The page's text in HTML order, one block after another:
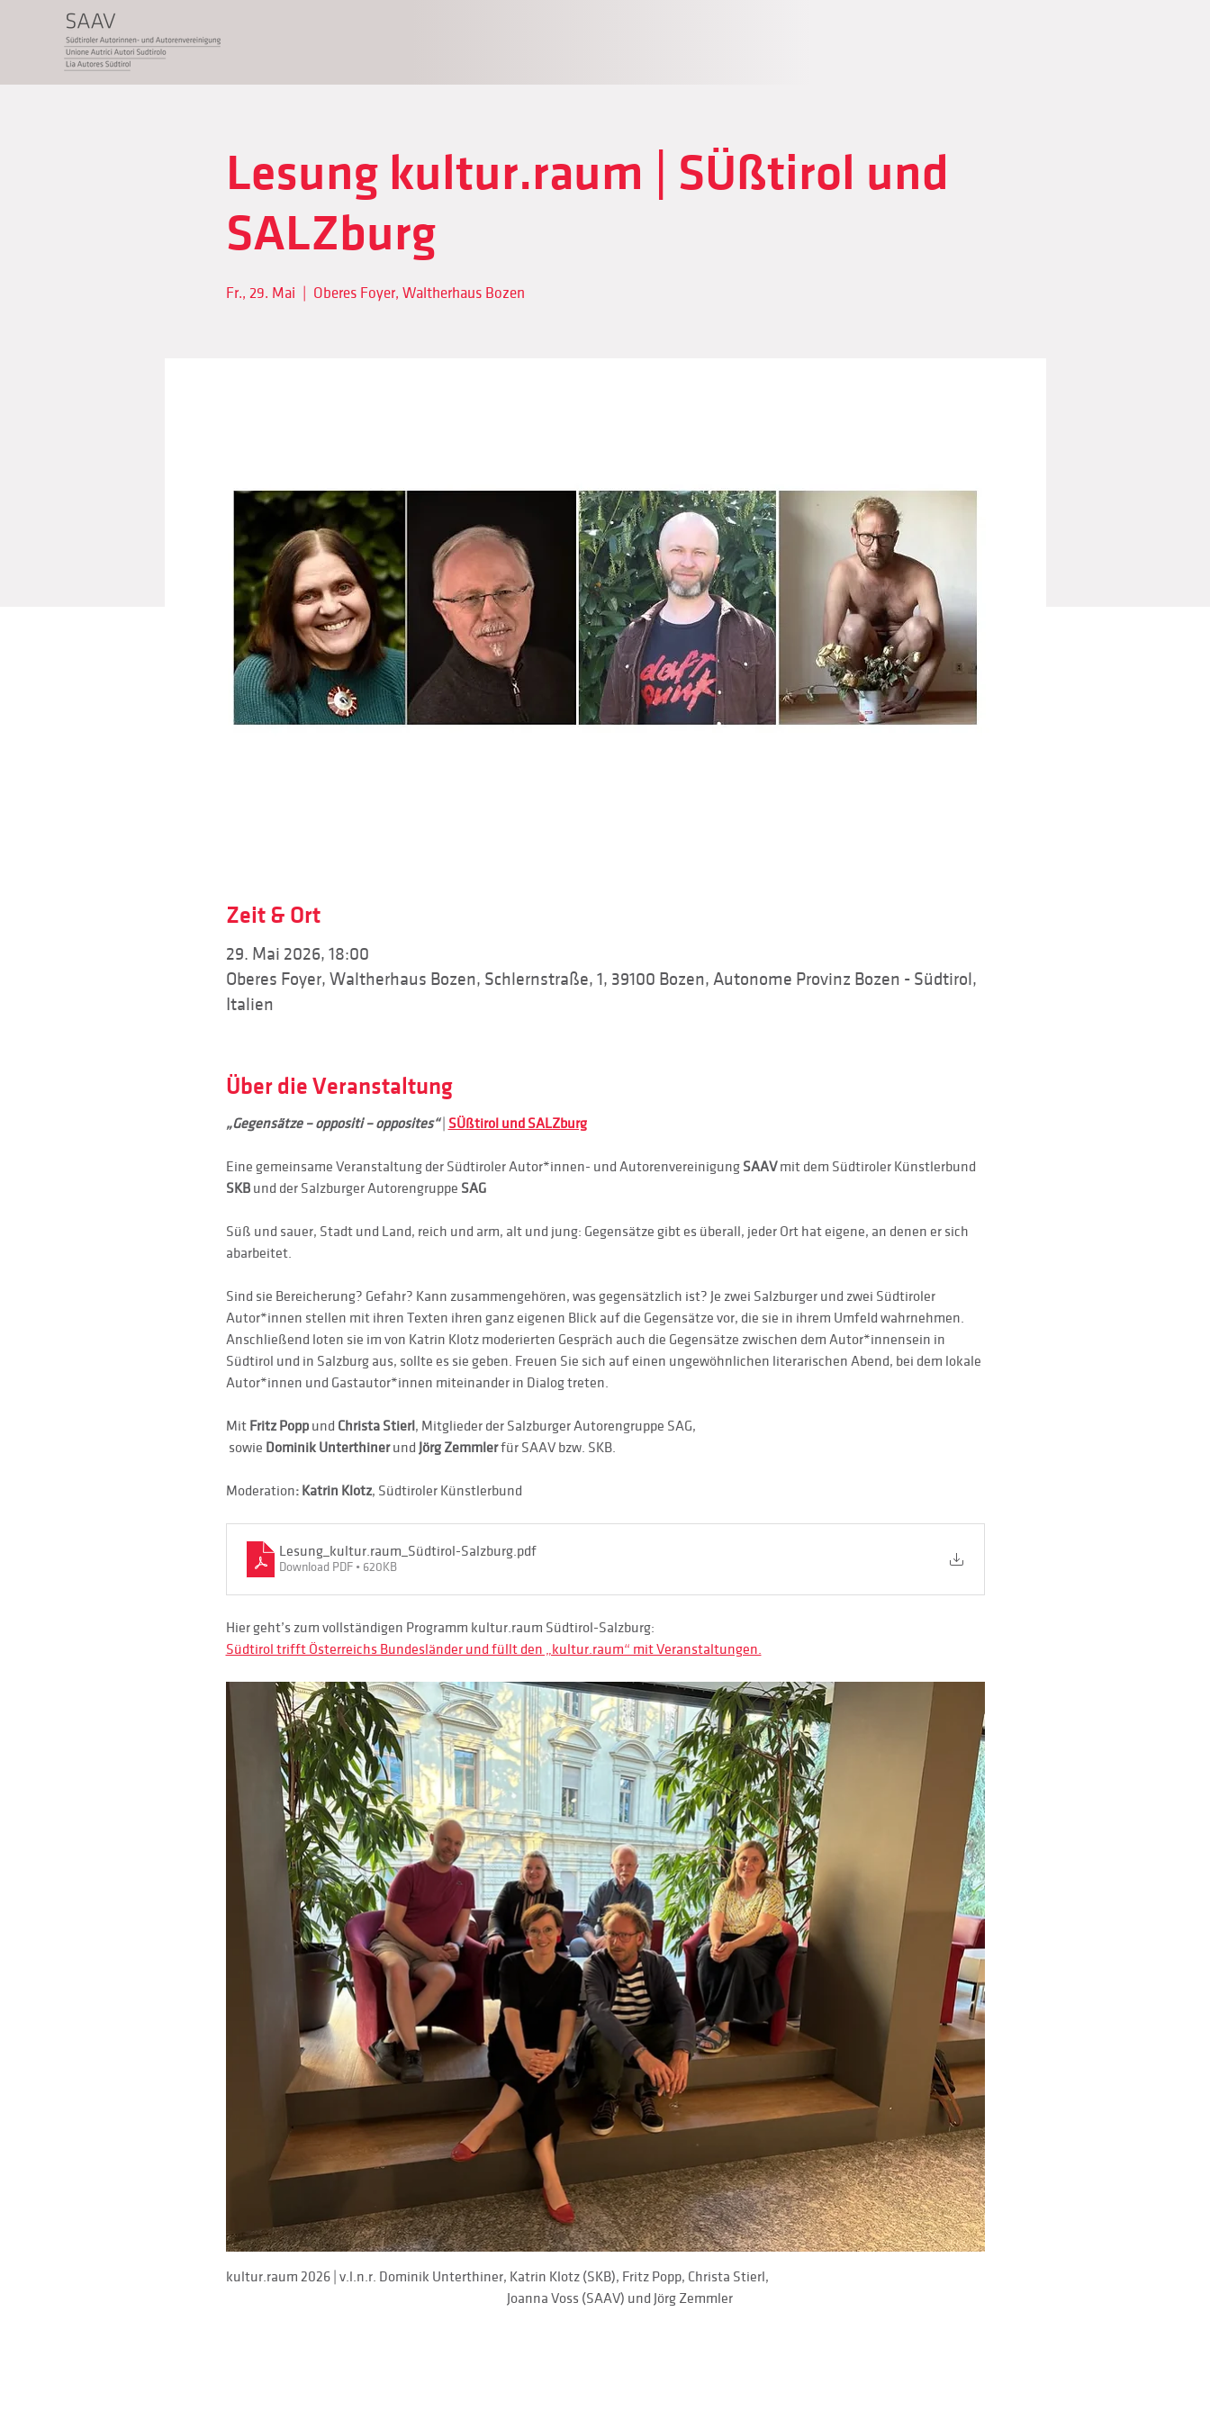
Lesung kultur.raum | SÜßtirol und
SALZburg
Fr., 29. Mai Oberes Foyer, Waltherhaus Bozen
Zeit & Ort
29. Mai 2026, 18:00
Oberes Foyer, Waltherhaus Bozen, Schlernstraße, 1, 39100 Bozen, Autonome Provinz Bozen - Südtirol,
Italien
Über die Veranstaltung
„Gegensätze – oppositi – opposites“ SÜßtirol und SALZburg
Eine gemeinsame Veranstaltung der Südtiroler Autor*innen- und Autorenvereinigung SAAV mit dem Südtiroler Künstlerbund
SKB und der Salzburger Autorengruppe SAG
Süß und sauer, Stadt und Land, reich und arm, alt und jung: Gegensätze gibt es überall, jeder Ort hat eigene, an denen er sich
abarbeitet.
Sind sie Bereicherung? Gefahr? Kann zusammengehören, was gegensätzlich ist? Je zwei Salzburger und zwei Südtiroler
Autor*innen stellen mit ihren Texten ihren ganz eigenen Blick auf die Gegensätze vor, die sie in ihrem Umfeld wahrnehmen.
Anschließend loten sie im von Katrin Klotz moderierten Gespräch auch die Gegensätze zwischen dem Autor*innensein in
Südtirol und in Salzburg aus, sollte es sie geben. Freuen Sie sich auf einen ungewöhnlichen literarischen Abend, bei dem lokale
Autor*innen und Gastautor*innen miteinander in Dialog treten.
Mit Fritz Popp und Christa Stierl , Mitglieder der Salzburger Autorengruppe SAG,
sowie Dominik Unterthiner und Jörg Zemmler für SAAV bzw. SKB.
Moderation: Katrin Klotz, Südtiroler Künstlerbund
Lesung_kultur.raum_Südtirol-Salzburg.pdf
Download PDF • 620KB
Hier geht’s zum vollständigen Programm kultur.raum Südtirol-Salzburg:
Südtirol trifft Österreichs Bundesländer und füllt den „kultur.raum“ mit Veranstaltungen.
kultur.raum 2026 | v.l.n.r. Dominik Unterthiner, Katrin Klotz (SKB), Fritz Popp, Christa Stierl,
           Joanna Voss (SAAV) und Jörg Zemmler